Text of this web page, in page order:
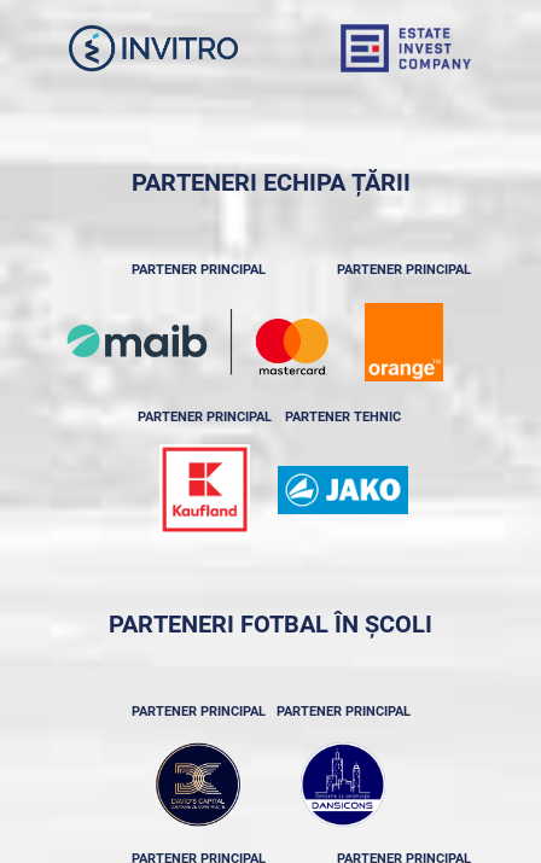
PARTENERI ECHIPA ȚĂRII
PARTENER PRINCIPAL PARTENER PRINCIPAL
PARTENER PRINCIPAL PARTENER TEHNIC
PARTENERI FOTBAL ÎN ȘCOLI
PARTENER PRINCIPAL PARTENER PRINCIPAL
PARTENER PRINCIPAL PARTENER PRINCIPAL